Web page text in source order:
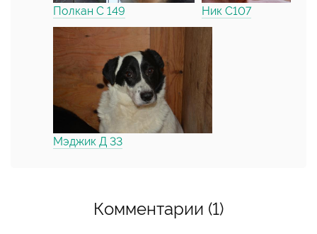
Полкан С 149 Ник С107
Мэджик Д 33
Комментарии (1)